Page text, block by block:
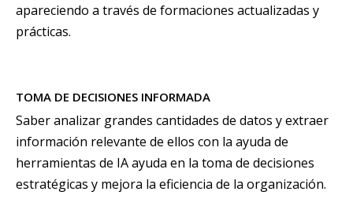
apareciendo a través de formaciones actualizadas y
prácticas.
TOMA DE DECISIONES INFORMADA
Saber analizar grandes cantidades de datos y extraer
información relevante de ellos con la ayuda de
herramientas de IA ayuda en la toma de decisiones
estratégicas y mejora la eficiencia de la organización.